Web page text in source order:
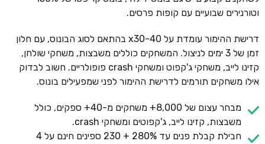
וטורנירים שבועיים עם קופות פרסים.
דרישת ההימור עומדת על x30-40 בהתאם לסוג הבונוס, עם חלון
זמן של 3 ימים לניצול. המשחקים כוללים משבצות, משחקי שולחן,
קזינו לייב, משחקי ג'קפוט ומשחקי crash פופולריים. חשוב לבדוק
אילו משחקים תורמים לדרישת ההימור לפני שמפעילים בונוס.
מבחר עצום של 8,000+ משחקים מ-40+ ספקים, כולל
משבצות, קזינו לייב, ג'קפוטים ומשחקי crash.
חבילת קבלת פנים עד 280% + 230 ספינים חינם על 4